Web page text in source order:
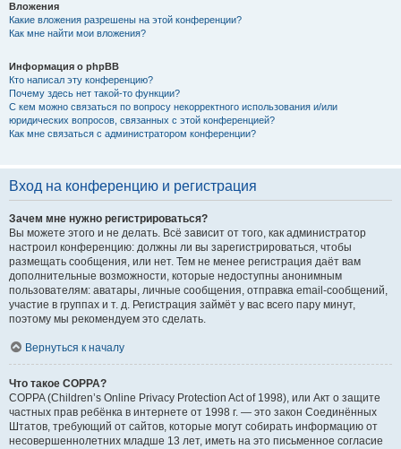
Вложения
Какие вложения разрешены на этой конференции?
Как мне найти мои вложения?
Информация о phpBB
Кто написал эту конференцию?
Почему здесь нет такой-то функции?
С кем можно связаться по вопросу некорректного использования и/или
юридических вопросов, связанных с этой конференцией?
Как мне связаться с администратором конференции?
Вход на конференцию и регистрация
Зачем мне нужно регистрироваться?
Вы можете этого и не делать. Всё зависит от того, как администратор
настроил конференцию: должны ли вы зарегистрироваться, чтобы
размещать сообщения, или нет. Тем не менее регистрация даёт вам
дополнительные возможности, которые недоступны анонимным
пользователям: аватары, личные сообщения, отправка email-сообщений,
участие в группах и т. д. Регистрация займёт у вас всего пару минут,
поэтому мы рекомендуем это сделать.
Вернуться к началу
Что такое COPPA?
COPPA (Children’s Online Privacy Protection Act of 1998), или Акт о защите
частных прав ребёнка в интернете от 1998 г. — это закон Соединённых
Штатов, требующий от сайтов, которые могут собирать информацию от
несовершеннолетних младше 13 лет, иметь на это письменное согласие